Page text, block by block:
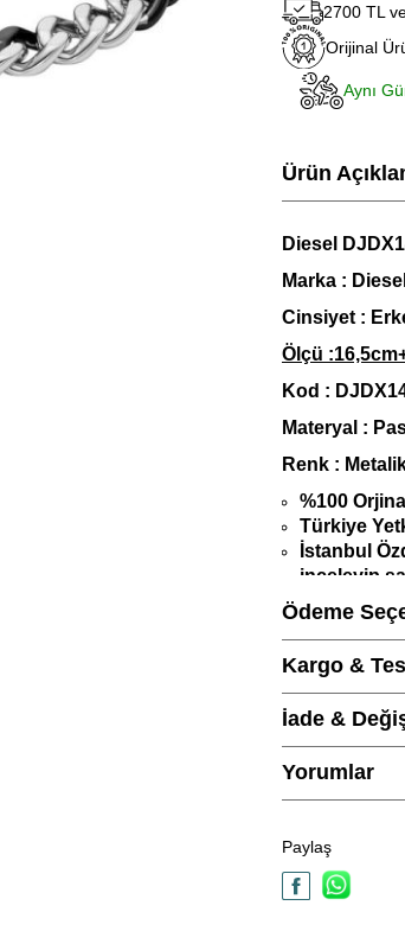
2700 TL
Orijinal
Aynı
Ürün
Diesel
Marka :
Cinsiyet :
Ölçü
Kod :
Materyal :
Renk :
%100
Türkiye
İstanbul
inceleyip
Sitemizde
altındadır.
1 Yıl
Siparişiniz,
birlikte
Ürün ile
bezi hediye
olabilir.
Ödeme
Kargo &
İade &
Yorumlar
Paylaş